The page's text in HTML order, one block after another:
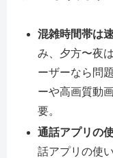
混雑時間帯は
み、夕方〜夜
ーザーなら問
ーや高画質動
要。
通話アプリの
話アプリの使